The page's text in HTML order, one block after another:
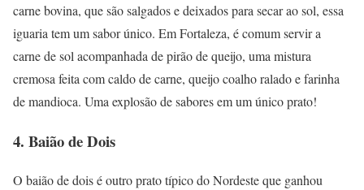
carne bovina, que são salgados e deixados para secar ao sol, essa
iguaria tem um sabor único. Em Fortaleza, é comum servir a
carne de sol acompanhada de pirão de queijo, uma mistura
cremosa feita com caldo de carne, queijo coalho ralado e farinha
de mandioca. Uma explosão de sabores em um único prato!
4. Baião de Dois
O baião de dois é outro prato típico do Nordeste que ganhou